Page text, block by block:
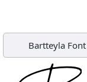
Bartteyla Font